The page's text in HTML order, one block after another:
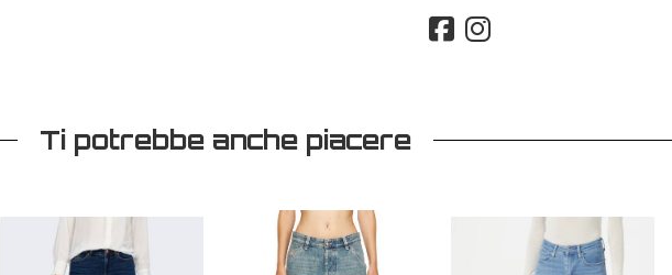
Ti potrebbe anche piacere